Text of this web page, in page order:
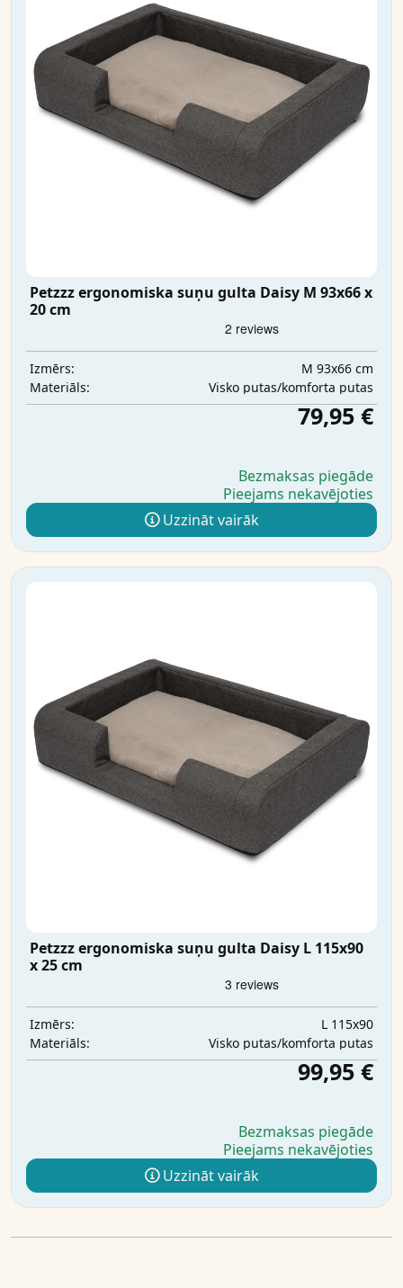
Petzzz ergonomiska suņu gulta Daisy M 93x66 x
20 cm
Izmērs:
M 93x66 cm
Materiāls:
Visko putas/komforta putas
79,95 €
Bezmaksas piegāde
Pieejams nekavējoties
Uzzināt vairāk
Petzzz ergonomiska suņu gulta Daisy L 115x90
x 25 cm
Izmērs:
L 115x90
Materiāls:
Visko putas/komforta putas
99,95 €
Bezmaksas piegāde
Pieejams nekavējoties
Uzzināt vairāk